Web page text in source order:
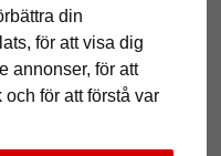
din
för att visa dig
annonser, för att
för att förstå var